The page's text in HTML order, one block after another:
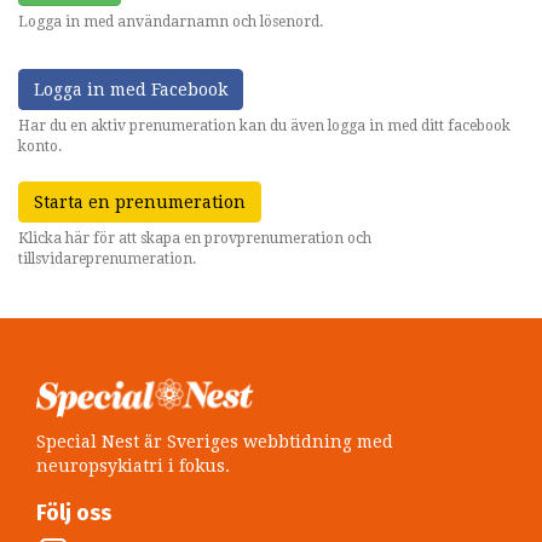
Logga in med användarnamn och lösenord.
Logga in med Facebook
Har du en aktiv prenumeration kan du även logga in med ditt facebook
konto.
Starta en prenumeration
Klicka här för att skapa en provprenumeration och
tillsvidareprenumeration.
Special Nest är Sveriges webbtidning med
neuropsykiatri i fokus.
Följ oss